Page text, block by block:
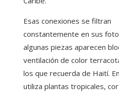
Esas conexiones se filtran
constantemente en sus
algunas piezas aparecen
ventilación de color
los que recuerda de Haití.
utiliza plantas tropicales,